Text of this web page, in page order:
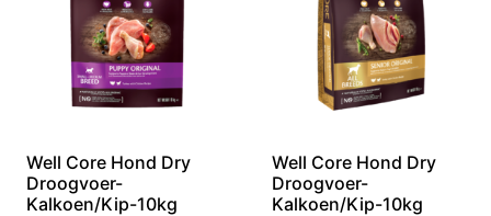
Well Core Hond Dry
Droogvoer-
Kalkoen/Kip-10kg
Well Core Hond Dry
Droogvoer-
Kalkoen/Kip-10kg